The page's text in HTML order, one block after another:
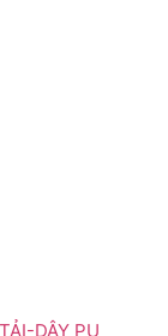
DÂY PU